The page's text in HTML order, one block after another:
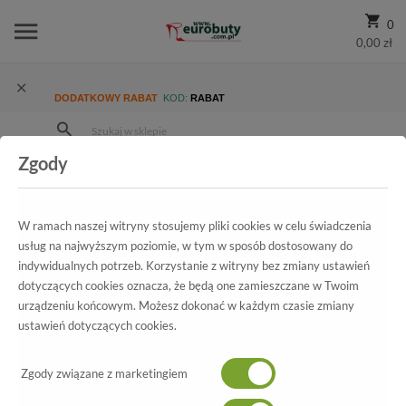
0
0,00 zł
DODATKOWY RABAT KOD: RABAT
Damskie
Czółenka Czółenka Uncome 23097 Khaki
Wszystkie produkty
Czółenka Uncome
Zgody
W ramach naszej witryny stosujemy pliki cookies w celu świadczenia
usług na najwyższym poziomie, w tym w sposób dostosowany do
indywidualnych potrzeb. Korzystanie z witryny bez zmiany ustawień
dotyczących cookies oznacza, że będą one zamieszczane w Twoim
urządzeniu końcowym. Możesz dokonać w każdym czasie zmiany
ustawień dotyczących cookies.
Zgody związane z marketingiem